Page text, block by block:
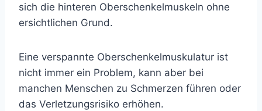
sich die hinteren Oberschenkelmuskeln ohne
ersichtlichen Grund.
Eine verspannte Oberschenkelmuskulatur ist
nicht immer ein Problem, kann aber bei
manchen Menschen zu Schmerzen führen oder
das Verletzungsrisiko erhöhen.